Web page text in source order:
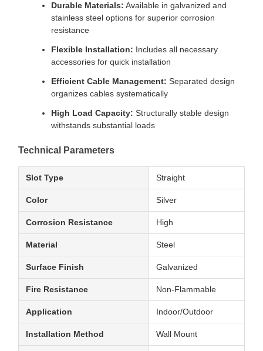
Durable Materials: Available in galvanized and
stainless steel options for superior corrosion
resistance
Flexible Installation: Includes all necessary
accessories for quick installation
Efficient Cable Management: Separated design
organizes cables systematically
High Load Capacity: Structurally stable design
withstands substantial loads
Technical Parameters
Slot Type Straight
Color Silver
Corrosion Resistance High
Material Steel
Surface Finish Galvanized
Fire Resistance Non-Flammable
Application Indoor/Outdoor
Installation Method Wall Mount